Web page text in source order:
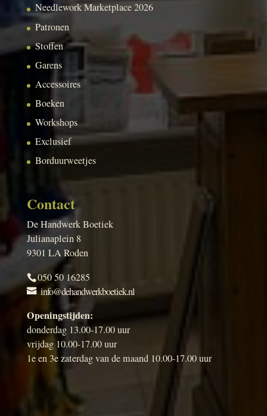
Needlework Marketplace 2026
Patronen
Stoffen
Garens
Accessoires
Boeken
Workshops
Exclusief
Borduurweetjes
Contact
De Handwerk Boetiek
Julianaplein 8
9301 LA Roden
050 50 16285
info@dehandwerkboetiek.nl
Openingstijden:
donderdag 13.00-17.00 uur
vrijdag 10.00-17.00 uur
1e en 3e zaterdag van de maand 10.00-17.00 uur